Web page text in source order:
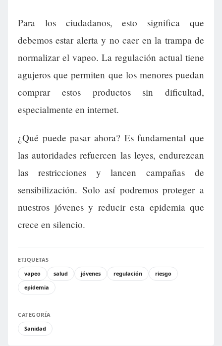
Para los ciudadanos, esto significa que
debemos estar alerta y no caer en la trampa de
normalizar el vapeo. La regulación actual tiene
agujeros que permiten que los menores puedan
comprar estos productos sin dificultad,
especialmente en internet.
¿Qué puede pasar ahora? Es fundamental que
las autoridades refuercen las leyes, endurezcan
las restricciones y lancen campañas de
sensibilización. Solo así podremos proteger a
nuestros jóvenes y reducir esta epidemia que
crece en silencio.
ETIQUETAS
vapeo
salud jóvenes regulación
riesgo
epidemia
CATEGORÍA
Sanidad